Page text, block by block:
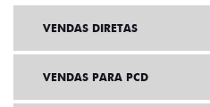
VENDAS DIRETAS
VENDAS PARA PCD